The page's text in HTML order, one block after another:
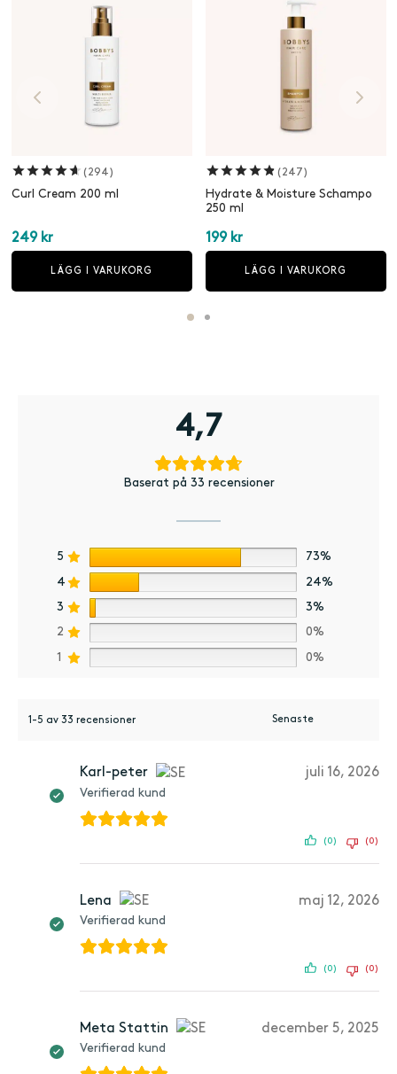
Betygsatt
(294)
Curl Cream 200 ml
249 kr
LÄGG I VARUKORG
Betygsatt
(247)
Hydrate & Moisture Schampo
250 ml
199 kr
LÄGG I VARUKORG
4,7
Baserat på 33 recensioner
5
73%
4
24%
3
3%
2
0%
1
0%
1-5 av 33 recensioner
Karl-peter
Verifierad kund
juli 16, 2026
(0) (0)
Lena
Verifierad kund
maj 12, 2026
(0) (0)
Meta Stattin
Verifierad kund
december 5, 2025